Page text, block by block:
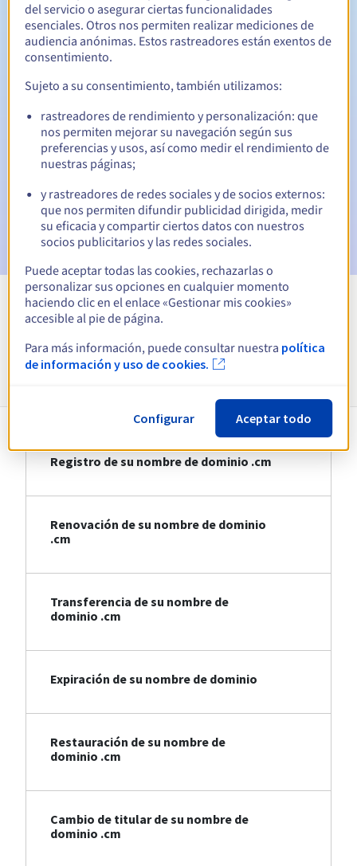
Período de redención
Notificaciones automáticas:
Emails de aviso:60, 30, 15, 7 y 3 días antes de la fecha de
vencimiento
Email el día del vencimiento
Email tras el Redemption Grace Periodpara notificar la
eliminación del nombre de dominio
Ver todas las extensiones
Información sobre .cm
Registro de su nombre de dominio .cm
Renovación de su nombre de dominio
.cm
Transferencia de su nombre de
dominio .cm
Expiración de su nombre de dominio
Restauración de su nombre de
dominio .cm
Cambio de titular de su nombre de
dominio .cm
del servicio o asegurar ciertas funcionalidades
esenciales. Otros nos permiten realizar mediciones de
audiencia anónimas. Estos rastreadores están exentos de
consentimiento.
Sujeto a su consentimiento, también utilizamos:
rastreadores de rendimiento y personalización: que
nos permiten mejorar su navegación según sus
preferencias y usos, así como medir el rendimiento de
nuestras páginas;
y rastreadores de redes sociales y de socios externos:
que nos permiten difundir publicidad dirigida, medir
su eficacia y compartir ciertos datos con nuestros
socios publicitarios y las redes sociales.
Puede aceptar todas las cookies, rechazarlas o
personalizar sus opciones en cualquier momento
haciendo clic en el enlace «Gestionar mis cookies»
accesible al pie de página.
Para más información, puede consultar nuestra política
de información y uso de cookies.
Configurar Aceptar todo